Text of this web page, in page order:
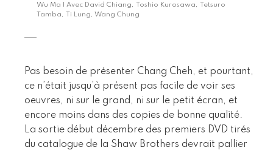
Wu Ma | Avec David Chiang, Toshio Kurosawa, Tetsuro
Tamba, Ti Lung, Wang Chung
Pas besoin de présenter Chang Cheh, et pourtant,
ce n’était jusqu’à présent pas facile de voir ses
oeuvres, ni sur le grand, ni sur le petit écran, et
encore moins dans des copies de bonne qualité.
La sortie début décembre des premiers DVD tirés
du catalogue de la Shaw Brothers devrait pallier